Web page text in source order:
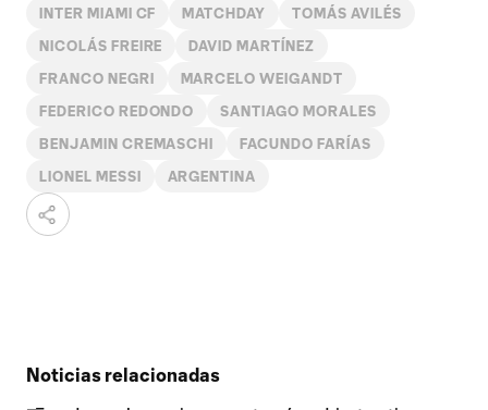
INTER MIAMI CF MATCHDAY TOMÁS AVILÉS
NICOLÁS FREIRE DAVID MARTÍNEZ
FRANCO NEGRI MARCELO WEIGANDT
FEDERICO REDONDO SANTIAGO MORALES
BENJAMIN CREMASCHI FACUNDO FARÍAS
LIONEL MESSI ARGENTINA
Noticias relacionadas